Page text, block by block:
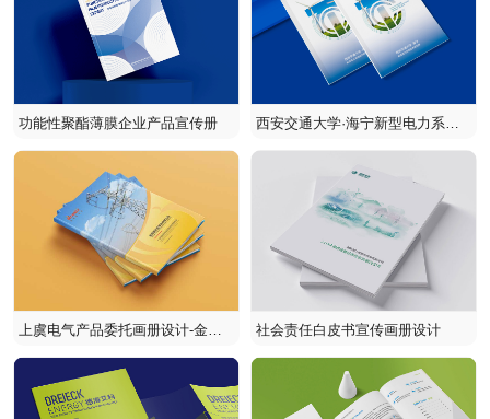
功能性聚酯薄膜企业产品宣传册
西安交通大学·海宁新型电力系统
技术研究院画册设计 | 高端科研机
构品牌视觉设计 | 石特策划
上虞电气产品委托画册设计-金凤
凰控股集团
社会责任白皮书宣传画册设计